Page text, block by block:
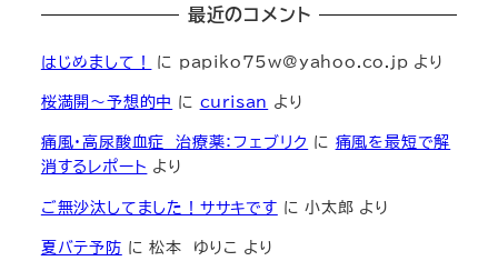
最近のコメント
はじめまして！ に papiko75w@yahoo.co.jp より
桜満開～予想的中 に curisan より
痛風・高尿酸血症 治療薬：フェブリク に 痛風を最短で解
消するレポート より
ご無沙汰してました！ササキです に小太郎 より
夏バテ予防 に松本 ゆりこ より